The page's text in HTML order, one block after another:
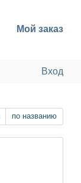
Мой заказ
Вход
по названию